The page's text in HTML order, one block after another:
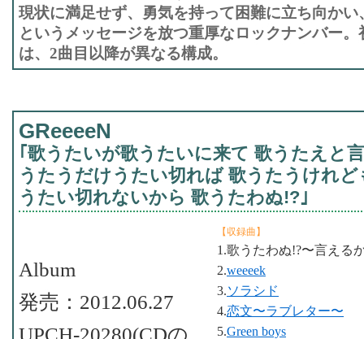
現状に満足せず、勇気を持って困難に立ち向か
というメッセージを放つ重厚なロックナンバー
は、2曲目以降が異なる構成。
GReeeeN
｢歌うたいが歌うたいに来て 歌うたえと
うたうだけうたい切れば 歌うたうけれ
うたい切れないから 歌うたわぬ!?｣
【収録曲】
1.歌うたわぬ!?〜言える
2.weeeek
3.ソラシド
4.恋文〜ラブレター〜
5.Green boys
Album
発売：2012.06.27
UPCH-20280(CDの